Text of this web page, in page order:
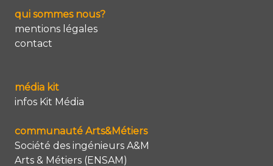
qui sommes nous?
mentions légales
contact
média kit
infos Kit Média
communauté Arts&Métiers
Société des ingénieurs A&M
Arts & Métiers (ENSAM)